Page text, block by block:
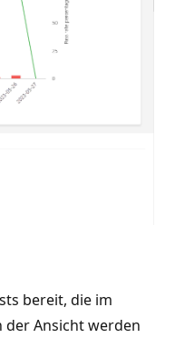
bereit, die im
der Ansicht werden